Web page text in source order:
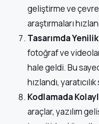
geliştirme ve çevre
araştırmaları
Tasarımda
fotoğraf ve
hale geldi. Bu
hızlandı,
Kodlamada
araçlar, yazılım